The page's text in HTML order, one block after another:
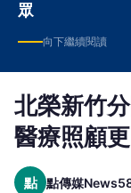
眾
向下繼續閱讀
北榮新竹
醫療照顧
點 點傳媒